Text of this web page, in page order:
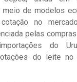
meio de modelos
no
pelas
do
do leite no